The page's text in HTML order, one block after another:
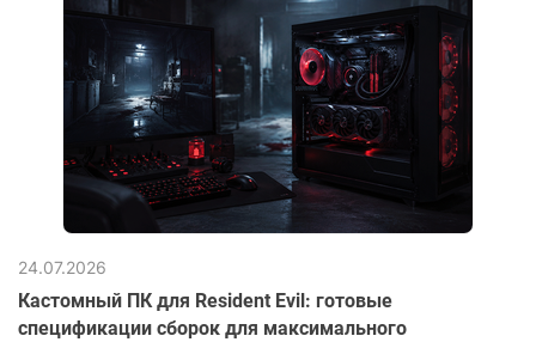
24.07.2026
Кастомный ПК для Resident Evil: готовые
спецификации сборок для максимального